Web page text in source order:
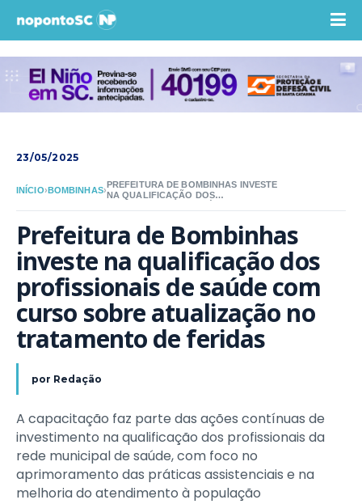
23/05/2025
INÍCIO›BOMBINHAS›
PREFEITURA DE BOMBINHAS INVESTE
NA QUALIFICAÇÃO DOS
TRATAMENTO DE FERIDAS
Prefeitura de Bombinhas
investe na qualificação dos
profissionais de saúde com
curso sobre atualização no
tratamento de feridas
por Redação
A capacitação faz parte das ações contínuas de
investimento na qualificação dos profissionais da
rede municipal de saúde, com foco no
aprimoramento das práticas assistenciais e na
melhoria do atendimento à população